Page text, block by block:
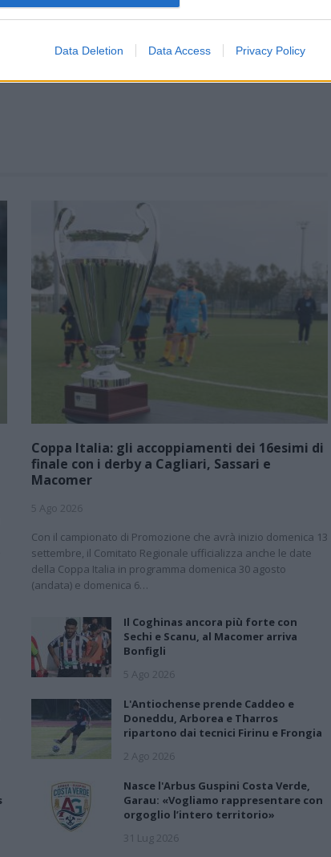
Data Deletion Data Access Privacy Policy
Monastir 1983
Coppa Italia: gli accoppiamenti dei 16esimi di
finale con i derby a Cagliari, Sassari e
Macomer
5 Ago 2026
Con il campionato di Promozione che avrà inizio domenica 13
settembre, il Comitato Regionale ufficializza anche le date
della Coppa Italia in programma domenica 30 agosto
(andata) e domenica 6…
Il Coghinas ancora più forte con
Sechi e Scanu, al Macomer arriva
Bonfigli
5 Ago 2026
L'Antiochense prende Caddeo e
Doneddu, Arborea e Tharros
ripartono dai tecnici Firinu e Frongia
2 Ago 2026
Nasce l'Arbus Guspini Costa Verde,
Garau: «Vogliamo rappresentare con
orgoglio l’intero territorio»
31 Lug 2026